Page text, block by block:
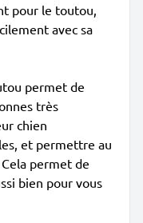
pour le toutou,
avec sa
permet de
très
chien
et permettre au
permet de
bien pour vous